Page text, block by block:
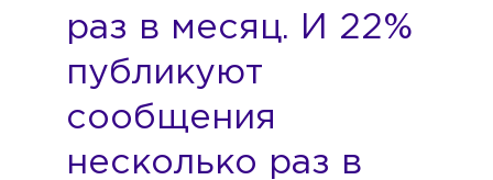
раз в месяц. И 22%
публикуют
сообщения
несколько раз в